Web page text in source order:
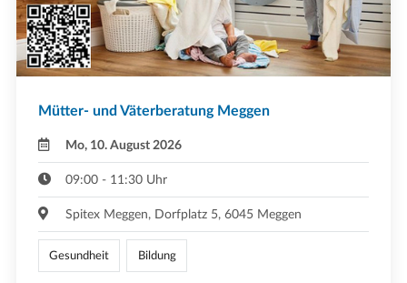
Mütter- und Väterberatung Meggen
Mo, 10. August 2026
09:00 - 11:30 Uhr
Spitex Meggen, Dorfplatz 5, 6045 Meggen
Gesundheit Bildung